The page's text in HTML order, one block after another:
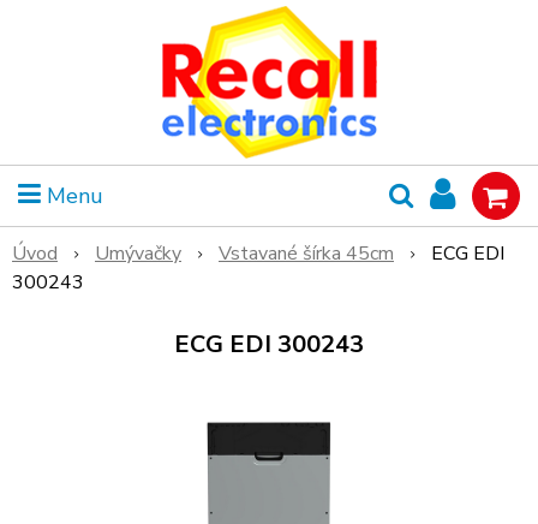
Menu
Úvod Umývačky Vstavané šírka 45cm
ECG EDI
300243
ECG EDI 300243